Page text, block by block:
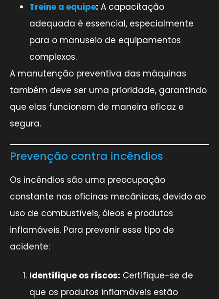
Treine a equipe: A capacitação
adequada é essencial, especialmente
para o manuseio de equipamentos
complexos.
A manutenção preventiva das máquinas
também deve ser uma prioridade, garantindo
que elas funcionem de maneira eficaz e
segura.
Prevenção contra incêndios
Os incêndios são uma preocupação
constante nas oficinas mecânicas, devido ao
uso de combustíveis, óleos e produtos
inflamáveis. Para prevenir esse tipo de
acidente:
Identifique os riscos: Certifique-se de
que os produtos inflamáveis estão